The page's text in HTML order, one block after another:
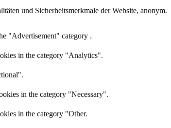
und Sicherheitsmerkmale der Website, anonym.
"Advertisement" category .
in the category "Analytics".
in the category "Necessary".
in the category "Other.